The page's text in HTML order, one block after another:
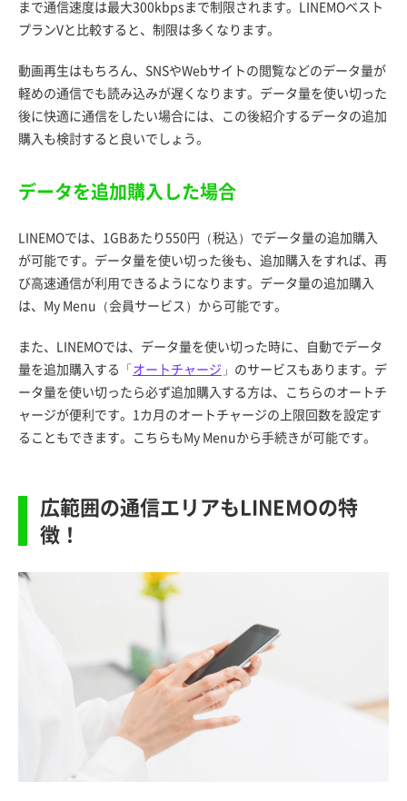
まで通信速度は最大300kbpsまで制限されます。LINEMOベスト
プランVと比較すると、制限は多くなります。
動画再生はもちろん、SNSやWebサイトの閲覧などのデータ量が
軽めの通信でも読み込みが遅くなります。データ量を使い切った
後に快適に通信をしたい場合には、この後紹介するデータの追加
購入も検討すると良いでしょう。
データを追加購入した場合
LINEMOでは、1GBあたり550円（税込）でデータ量の追加購入
が可能です。データ量を使い切った後も、追加購入をすれば、再
び高速通信が利用できるようになります。データ量の追加購入
は、My Menu（会員サービス）から可能です。
また、LINEMOでは、データ量を使い切った時に、自動でデータ
量を追加購入する「オートチャージ 」のサービスもあります。デ
ータ量を使い切ったら必ず追加購入する方は、こちらのオートチ
ャージが便利です。1カ月のオートチャージの上限回数を設定す
ることもできます。こちらもMy Menuから手続きが可能です。
広範囲の通信エリアもLINEMOの特
徴！